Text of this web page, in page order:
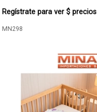
Regístrate para ver $ precios
MN298